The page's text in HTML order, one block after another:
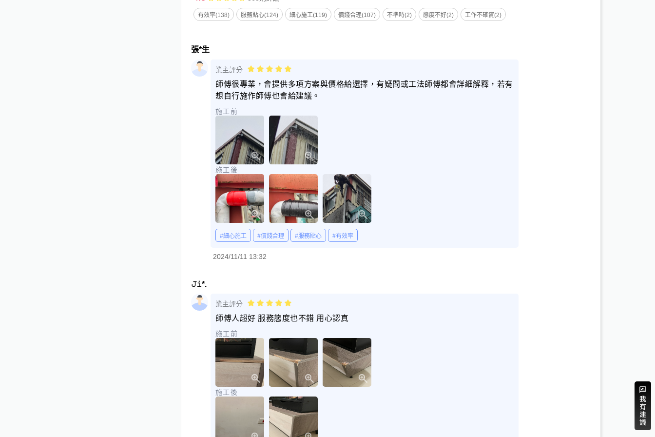
有效率(138) 服務貼心(124) 細心施工(119) 價錢合理(107) 不準時(2) 態度不好(2) 工作不確實(2)
張*生
業主評分
師傅很專業，會提供多項方案與價格給選擇，有疑問或工法師傅都會詳細解釋，若有
想自行施作師傅也會給建議。
施工前
施工後
#細心施工 #價錢合理 #服務貼心 #有效率
2024/11/11 13:32
𝙹𝚒*.
業主評分
師傅人超好 服務態度也不錯 用心認真
施工前
施工後